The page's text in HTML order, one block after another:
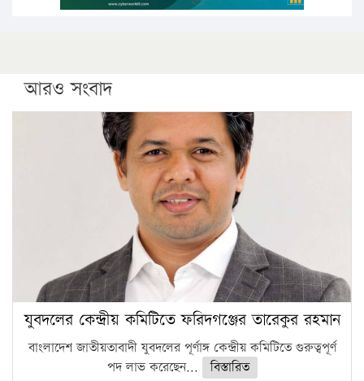
আরও সংবাদ
যুবদলের কেন্দ্রীয় কমিটিতে ফরিদগঞ্জের তারেকুর রহমান
বাংলাদেশ জাতীয়তাবাদী যুবদলের পূর্ণাঙ্গ কেন্দ্রীয় কমিটিতে গুরুত্বপূর্ণ
পদ লাভ করেছেন...
বিস্তারিত